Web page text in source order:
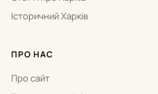
Історичний Харків
ПРО НАС
Про сайт